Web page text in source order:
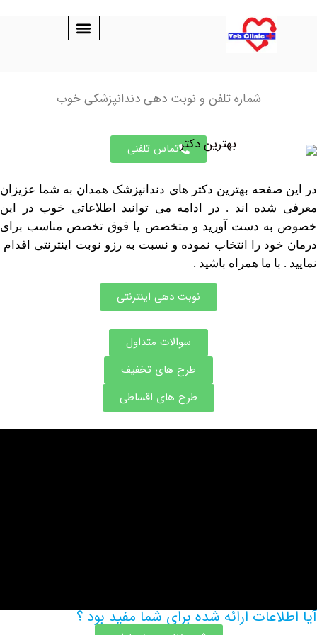
شماره تلفن و نوبت دهی دندانپزشکی خوب
تماس تلفنی
بهترین دکتر های دندانپزشک همدان به شما عزیزان
اند . در ادامه می توانید اطلاعاتی خوب در این
دست آورید و متخصص یا فوق تخصص مناسب برای
را انتخاب نموده و نسبت به رزو نوبت اینترنتی اقدام
با ما همراه باشید .
نوبت دهی اینترنتی
سوالات متداول
طرح های تخفیف
طرح های اقساطی
ارائه شده برای شما مفید بود ؟